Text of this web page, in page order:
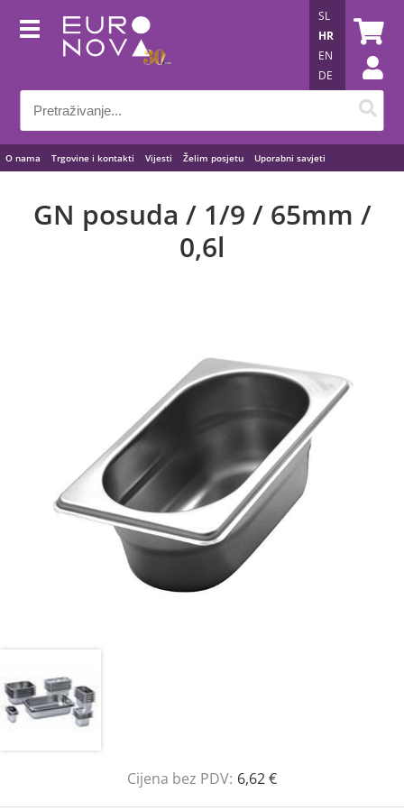
O nama Trgovine i kontakti Vijesti Želim posjetu Uporabni savjeti
SL
HR
EN
DE
GN posuda / 1/9 / 65mm /
0,6l
Cijena bez PDV: 6,62 €